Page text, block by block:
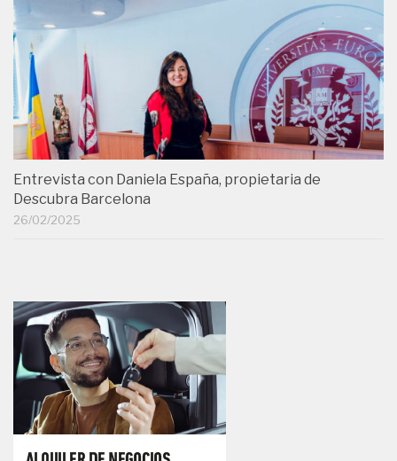
Entrevista con Daniela España, propietaria de
Descubra Barcelona
26/02/2025